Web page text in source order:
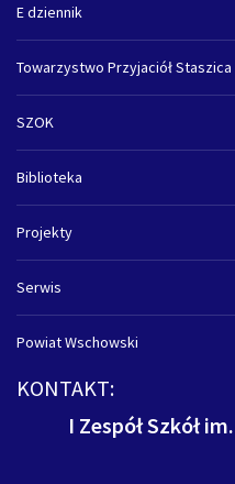
E dziennik
Towarzystwo Przyjaciół Staszica
SZOK
Biblioteka
Projekty
Serwis
Powiat Wschowski
KONTAKT:
I Zespół Szkół